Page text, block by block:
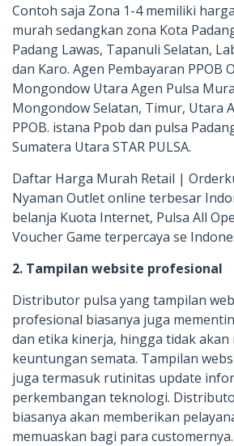
Contoh saja Zona 1-4 memiliki
murah sedangkan zona Kota
Padang Lawas, Tapanuli Selatan,
dan Karo. Agen Pembayaran PPOB
Mongondow Utara Agen Pulsa
Mongondow Selatan, Timur, Utara
PPOB. istana Ppob dan pulsa
Sumatera Utara STAR PULSA.
Daftar Harga Murah Retail |
Nyaman Outlet online terbesar
belanja Kuota Internet, Pulsa All
Voucher Game terpercaya se
2. Tampilan website profesional
Distributor pulsa yang tampilan
profesional biasanya juga
dan etika kinerja, hingga tidak akan
keuntungan semata. Tampilan
juga termasuk rutinitas update
perkembangan teknologi.
biasanya akan memberikan
memuaskan bagi para customernya.